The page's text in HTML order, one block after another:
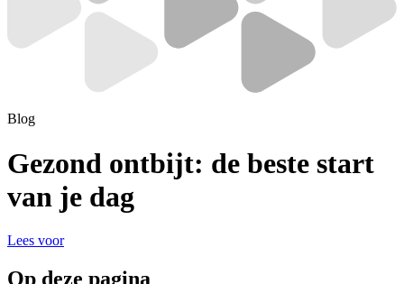
Blog
Gezond ontbijt: de beste start
van je dag
Lees voor
Op deze pagina